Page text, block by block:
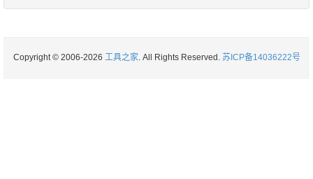
Copyright © 2006-2026 工具之家. All Rights Reserved. 苏ICP备14036222号